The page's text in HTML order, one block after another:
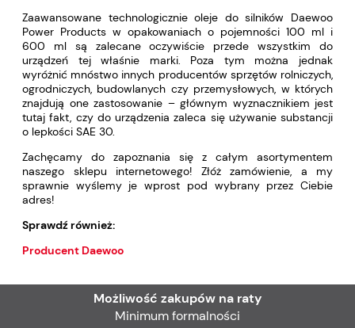
Zaawansowane technologicznie oleje do silników Daewoo
Power Products w opakowaniach o pojemności 100 ml i
600 ml są zalecane oczywiście przede wszystkim do
urządzeń tej właśnie marki. Poza tym można jednak
wyróżnić mnóstwo innych producentów sprzętów rolniczych,
ogrodniczych, budowlanych czy przemysłowych, w których
znajdują one zastosowanie – głównym wyznacznikiem jest
tutaj fakt, czy do urządzenia zaleca się używanie substancji
o lepkości SAE 30.
Zachęcamy do zapoznania się z całym asortymentem
naszego sklepu internetowego! Złóż zamówienie, a my
sprawnie wyślemy je wprost pod wybrany przez Ciebie
adres!
Sprawdź również:
Producent Daewoo
Możliwość zakupów na raty
Minimum formalności